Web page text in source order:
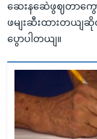
ဆေးနဆေဲဖွဈတာကွ
ဖမျးဆီးထားတယျဆို
ပွောပါတယျ။